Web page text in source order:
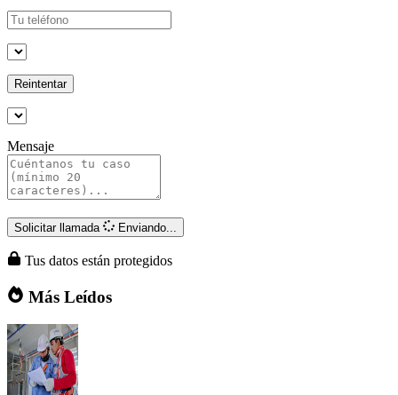
Reintentar
Mensaje
Solicitar llamada Enviando...
Tus datos están protegidos
Más Leídos